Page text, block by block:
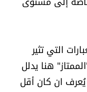
التي تثير
هنا يدلل
يُعرف ان كان أقل